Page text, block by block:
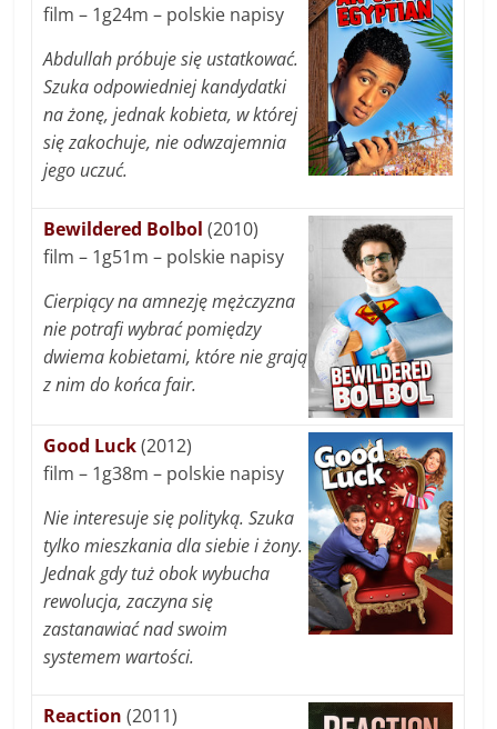
film – 1g24m – polskie napisy
Abdullah próbuje się ustatkować.
Szuka odpowiedniej kandydatki
na żonę, jednak kobieta, w której
się zakochuje, nie odwzajemnia
jego uczuć.
Bewildered Bolbol (2010)
film – 1g51m – polskie napisy
Cierpiący na amnezję mężczyzna
nie potrafi wybrać pomiędzy
dwiema kobietami, które nie grają
z nim do końca fair.
Good Luck(2012)
film – 1g38m – polskie napisy
Nie interesuje się polityką. Szuka
tylko mieszkania dla siebie i żony.
Jednak gdy tuż obok wybucha
rewolucja, zaczyna się
zastanawiać nad swoim
systemem wartości.
Reaction (2011)